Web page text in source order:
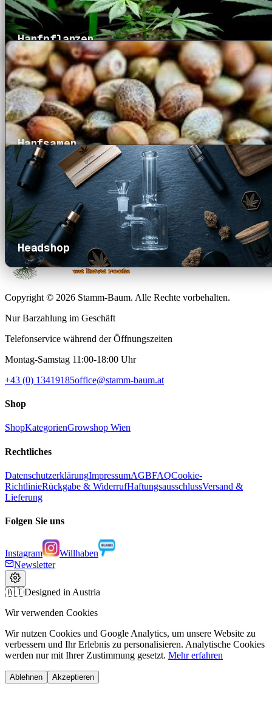
Hanfpflanzen
Hanfsamen
Headshop
Copyright © 2026 Stamm-Baum. Alle Rechte vorbehalten.
Nur Barzahlung im Geschäft
Telefonservice während der Öffnungszeiten
Montag-Samstag 11:00-18:00 Uhr
+43 (0) 13419185office@stamm-baum.at
Shop
ShopKategorienGrowshop Wien
Rechtliches
DatenschutzerklärungImpressumAGBFAQCookie-
RichtlinieRückgabe & WiderrufHaftungsausschlussVersand &
Lieferung
Folgen Sie uns
Instagram
Willhaben
Newsletter
🇦🇹Designed in Austria
Wir verwenden Cookies
Wir nutzen Cookies und Google Analytics, um unsere Website zu
verbessern und Ihr Erlebnis zu personalisieren. Analytische Cookies
werden nur mit Ihrer Zustimmung gesetzt. Mehr erfahren
Ablehnen Akzeptieren